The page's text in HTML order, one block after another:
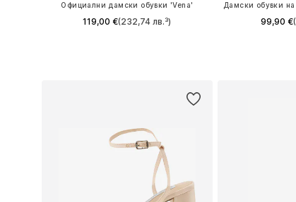
Официални дамски обувки 'Vena'
119,00 €(232,74 лв.³) 99,90 €